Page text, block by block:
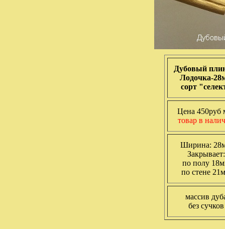
Дубовый
Лодочка-
сорт
Цена 450руб
товар в
Ширина:
Закрывает:
по полу
по стене
массив
без сучков